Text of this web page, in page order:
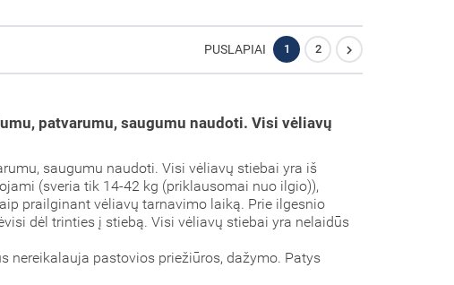
PUSLAPIAI 1 2 
patvarumu, saugumu naudoti. Visi vėliavų
saugumu naudoti. Visi vėliavų stiebai yra iš
(sveria tik 14-42 kg (priklausomai nuo ilgio)),
prailginant vėliavų tarnavimo laiką. Prie ilgesnio
dėl trinties į stiebą. Visi vėliavų stiebai yra nelaidūs
nereikalauja pastovios priežiūros, dažymo. Patys